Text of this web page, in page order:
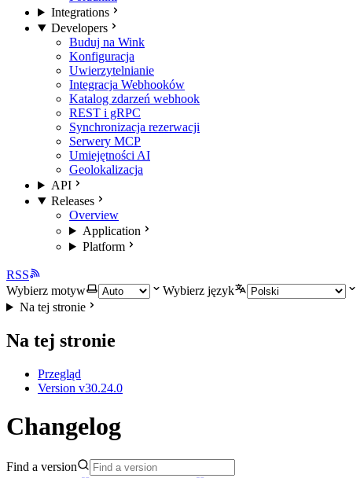
Integrations
Developers
Buduj na Wink
Konfiguracja
Uwierzytelnianie
Integracja Webhooków
Katalog zdarzeń webhook
REST i gRPC
Synchronizacja rezerwacji
Serwery MCP
Umiejętności AI
Geolokalizacja
API
Releases
Overview
Application
Platform
RSS
Wybierz motyw
Wybierz język
Na tej stronie
Na tej stronie
Przegląd
Version v30.24.0
Changelog
Find a version